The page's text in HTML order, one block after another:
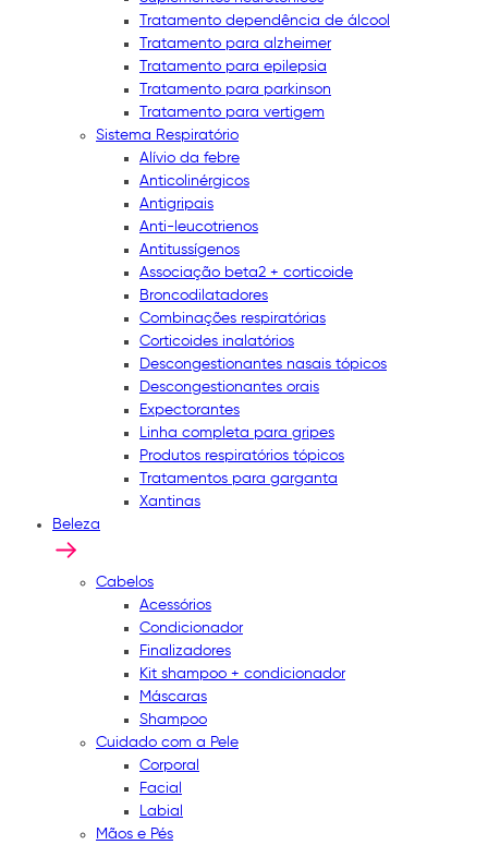
Tratamento dependência de álcool
Tratamento para alzheimer
Tratamento para epilepsia
Tratamento para parkinson
Tratamento para vertigem
Sistema Respiratório
Alívio da febre
Anticolinérgicos
Antigripais
Anti-leucotrienos
Antitussígenos
Associação beta2 + corticoide
Broncodilatadores
Combinações respiratórias
Corticoides inalatórios
Descongestionantes nasais tópicos
Descongestionantes orais
Expectorantes
Linha completa para gripes
Produtos respiratórios tópicos
Tratamentos para garganta
Xantinas
Beleza
Cabelos
Acessórios
Condicionador
Finalizadores
Kit shampoo + condicionador
Máscaras
Shampoo
Cuidado com a Pele
Corporal
Facial
Labial
Mãos e Pés